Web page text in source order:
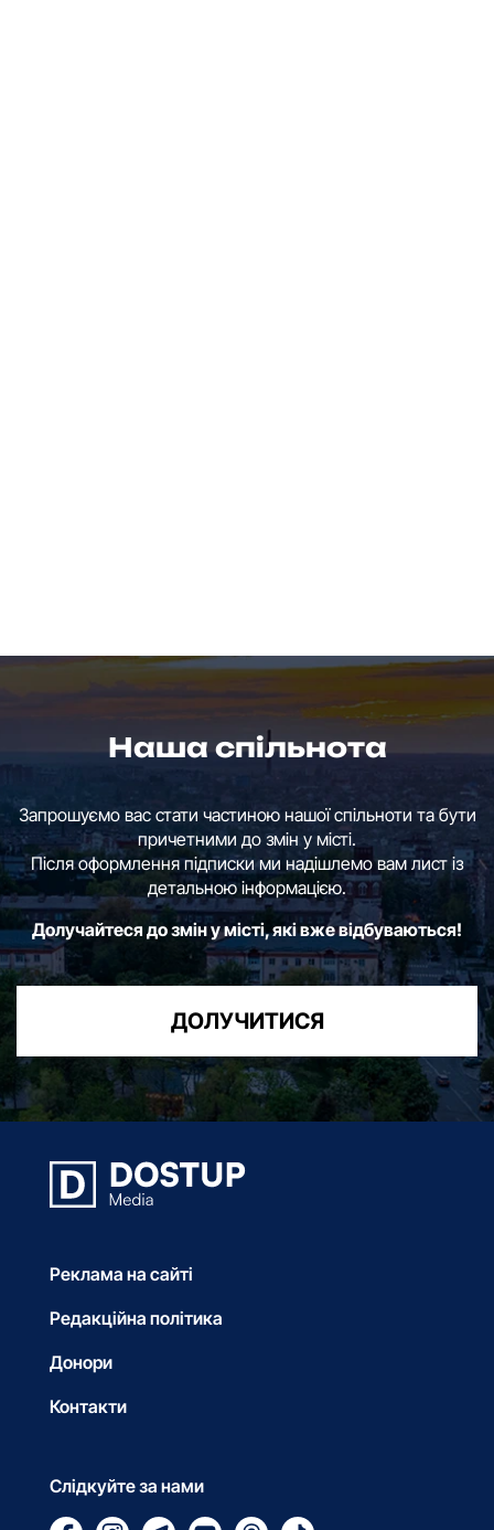
Наша спільнота
Запрошуємо вас стати частиною нашої спільноти та бути
причетними до змін у місті.
Після оформлення підписки ми надішлемо вам лист із
детальною інформацією.
Долучайтеся до змін у місті, які вже відбуваються!
ДОЛУЧИТИСЯ
Реклама на сайті
Редакційна політика
Донори
Контакти
Слідкуйте за нами